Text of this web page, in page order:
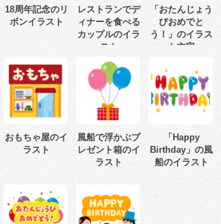
18周年記念のリ
ボンイラスト
レストランでデ
ィナーを食べる
カップルのイラ
スト
「おたんじょう
びおめでと
う！」のイラス
ト文字
おもちゃ屋のイ
ラスト
風船で浮かぶプ
レゼント箱のイ
ラスト
「Happy
Birthday」の風
船のイラスト